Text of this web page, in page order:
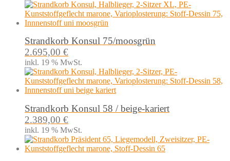
Strandkorb Konsul 75/moosgrün
2.695,00 €
inkl. 19 % MwSt.
Strandkorb Konsul 58 / beige-kariert
2.389,00 €
inkl. 19 % MwSt.